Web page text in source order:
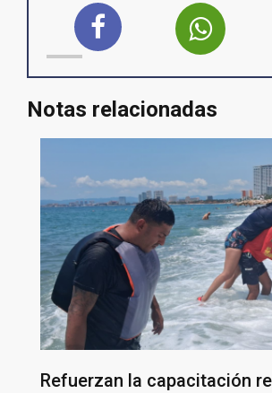
Notas relacionadas
Refuerzan la capacitación